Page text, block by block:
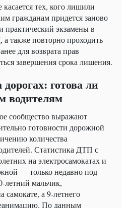
тех, кого лишили
гражданам придется заново
практический экзамены в
также повторно проходить
для возврата прав
завершения срока лишения.
готова ли
водителям
сообщество выражают
готовности дорожной
количества
Статистика ДТП с
на электросамокатах и
— только недавно под
мальчик,
самокате, а 9-летнего
По данным